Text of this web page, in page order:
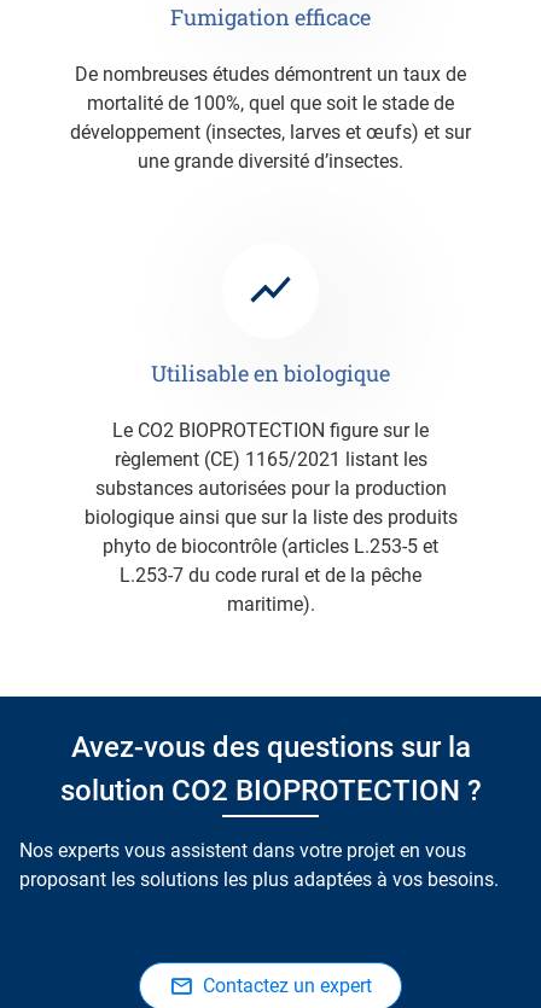
Fumigation efficace
De nombreuses études démontrent un taux de
mortalité de 100%, quel que soit le stade de
développement (insectes, larves et œufs) et sur
une grande diversité d’insectes.
Utilisable en biologique
Le CO2 BIOPROTECTION figure sur le
règlement (CE) 1165/2021 listant les
substances autorisées pour la production
biologique ainsi que sur la liste des produits
phyto de biocontrôle (articles L.253-5 et
L.253-7 du code rural et de la pêche
maritime).
Avez-vous des questions sur la
solution CO2 BIOPROTECTION ?
Nos experts vous assistent dans votre projet en vous
proposant les solutions les plus adaptées à vos besoins.
Contactez un expert